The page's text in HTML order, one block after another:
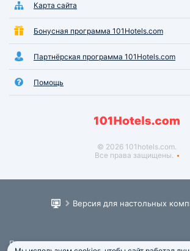
Карта сайта
Бонусная программа 101Hotels.com
Партнёрская программа 101Hotels.com
Помощь
© 2026 101hotels.com.
Все права защищены.
Версия для настольных
Пользовательское соглашение